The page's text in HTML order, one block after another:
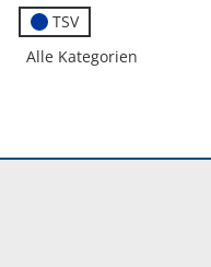
TSV
Alle Kategorien